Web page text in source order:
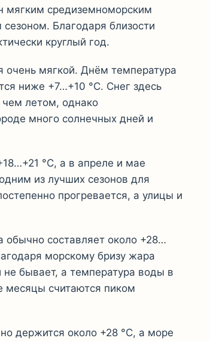
мягким средиземноморским
Благодаря близости
круглый год.
очень мягкой. Днём температура
ниже +7…+10 °C. Снег здесь
летом, однако
много солнечных дней и
°C, а в апреле и мае
из лучших сезонов для
прогревается, а улицы и
составляет около +28…
морскому бризу жара
не бывает, а температура воды в
месяцы считаются пиком
держится около +28 °C, а море